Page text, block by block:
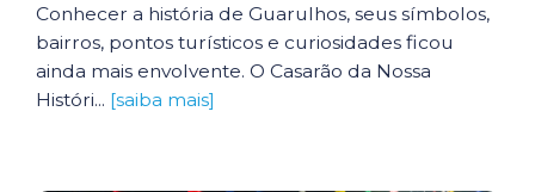
Conhecer a história de Guarulhos, seus símbolos,
bairros, pontos turísticos e curiosidades ficou
ainda mais envolvente. O Casarão da Nossa
Históri... [saiba mais]